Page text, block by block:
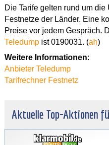
Die Tarife gelten rund um
Festnetze der Länder. Eine
Preise vor jedem Gespräch.
Teledumpist 0190031. (ah)
Weitere Informationen:
Anbieter Teledump
Tarifrechner Festnetz
Aktuelle Top-Aktionen